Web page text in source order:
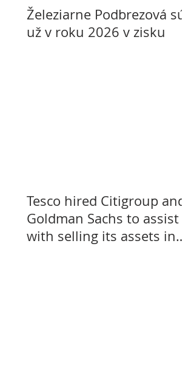
Železiarne Podbrezová sú
už v roku 2026 v zisku
Tesco hired Citigroup and
Goldman Sachs to assist
with selling its assets in